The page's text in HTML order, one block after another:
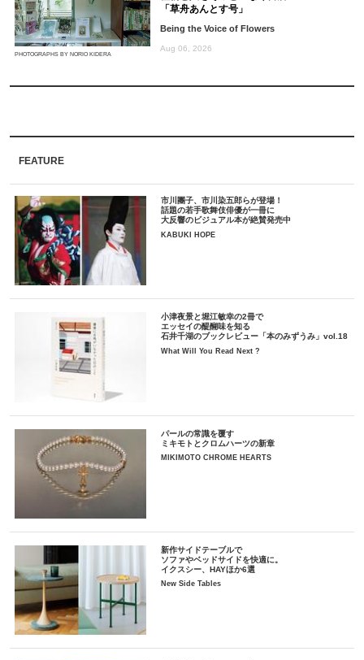
PHOTOGRAPHS BY NORIO KIDERA
「草舟あんとす号」
Being the Voice of Flowers
Aug 06, 2026
FEATURE
市川團子、市川染五郎らが登場！
話題の若手歌舞伎俳優が一冊に
大反響のビジュアル本が絶賛発売中
KABUKI HOPE
小津夜景と堀江敏幸の2冊で
エッセイの醍醐味を知る
石井千湖のブックレビュー「本のみずうみ」vol.18
What Will You Read Next ?
パールの常識を覆す
ミキモトとクロムハーツの新章
MIKIMOTO CHROME HEARTS
新作サイドテーブルで
ソファやベッドサイドを快適に。
イクスシー、HAYほか6選
New Side Tables